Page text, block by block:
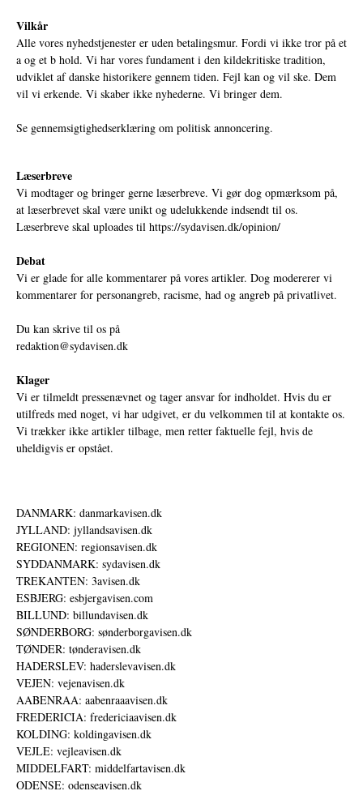
Vilkår
Alle vores nyhedstjenester er uden betalingsmur. Fordi vi ikke tror på et
a og et b hold. Vi har vores fundament i den kildekritiske tradition,
udviklet af danske historikere gennem tiden. Fejl kan og vil ske. Dem
vil vi erkende. Vi skaber ikke nyhederne. Vi bringer dem.
Se gennemsigtighedserklæring om politisk annoncering.
Læserbreve
Vi modtager og bringer gerne læserbreve. Vi gør dog opmærksom på,
at læserbrevet skal være unikt og udelukkende indsendt til os.
Læserbreve skal uploades til https://sydavisen.dk/opinion/
Debat
Vi er glade for alle kommentarer på vores artikler. Dog modererer vi
kommentarer for personangreb, racisme, had og angreb på privatlivet.
Du kan skrive til os på
redaktion@sydavisen.dk
Klager
Vi er tilmeldt pressenævnet og tager ansvar for indholdet. Hvis du er
utilfreds med noget, vi har udgivet, er du velkommen til at kontakte os.
Vi trækker ikke artikler tilbage, men retter faktuelle fejl, hvis de
uheldigvis er opstået.
DANMARK: danmarkavisen.dk
JYLLAND: jyllandsavisen.dk
REGIONEN: regionsavisen.dk
SYDDANMARK: sydavisen.dk
TREKANTEN: 3avisen.dk
ESBJERG: esbjergavisen.com
BILLUND: billundavisen.dk
SØNDERBORG: sønderborgavisen.dk
TØNDER: tønderavisen.dk
HADERSLEV: haderslevavisen.dk
VEJEN: vejenavisen.dk
AABENRAA: aabenraaavisen.dk
FREDERICIA: fredericiaavisen.dk
KOLDING: koldingavisen.dk
VEJLE: vejleavisen.dk
MIDDELFART: middelfartavisen.dk
ODENSE: odenseavisen.dk